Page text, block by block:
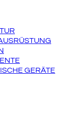
GERÄTE